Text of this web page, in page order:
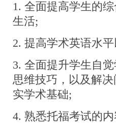
1. 全面提高学生的
生活;
2. 提高学术英语水
3. 全面提升学生自
思维技巧，以及解
实学术基础;
4. 熟悉托福考试的